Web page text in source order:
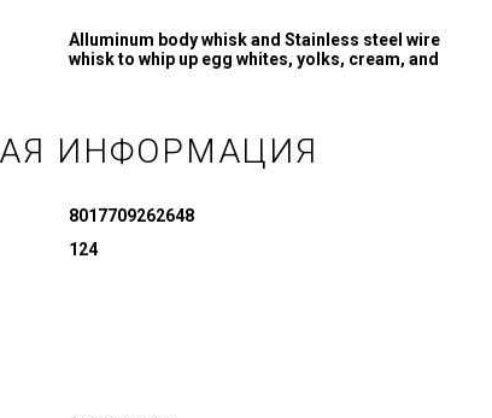
Alluminum body whisk and Stainless steel wire
whisk to whip up egg whites, yolks, cream, and
ИНФОРМАЦИЯ
8017709262648
124